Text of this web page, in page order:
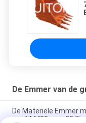
De Emmer van de
De Materiële Emmer
van NM400 voor 20